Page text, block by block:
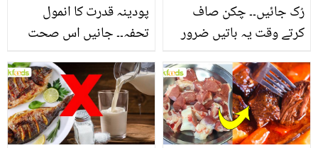
پودینہ قدرت کا انمول
تحفہ۔۔ جانیں اس صحت
انگیز طبی فوائد
رُک جائیں۔۔ چکن صاف
کرتے وقت یہ باتیں ضرور